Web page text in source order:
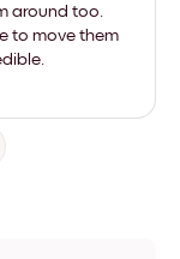
around too.
to move them